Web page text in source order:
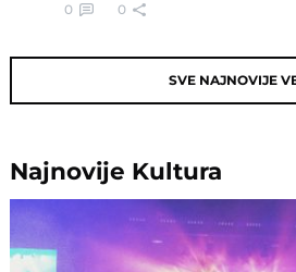
0 0
SVE NAJNOVIJE
Najnovije Kultura